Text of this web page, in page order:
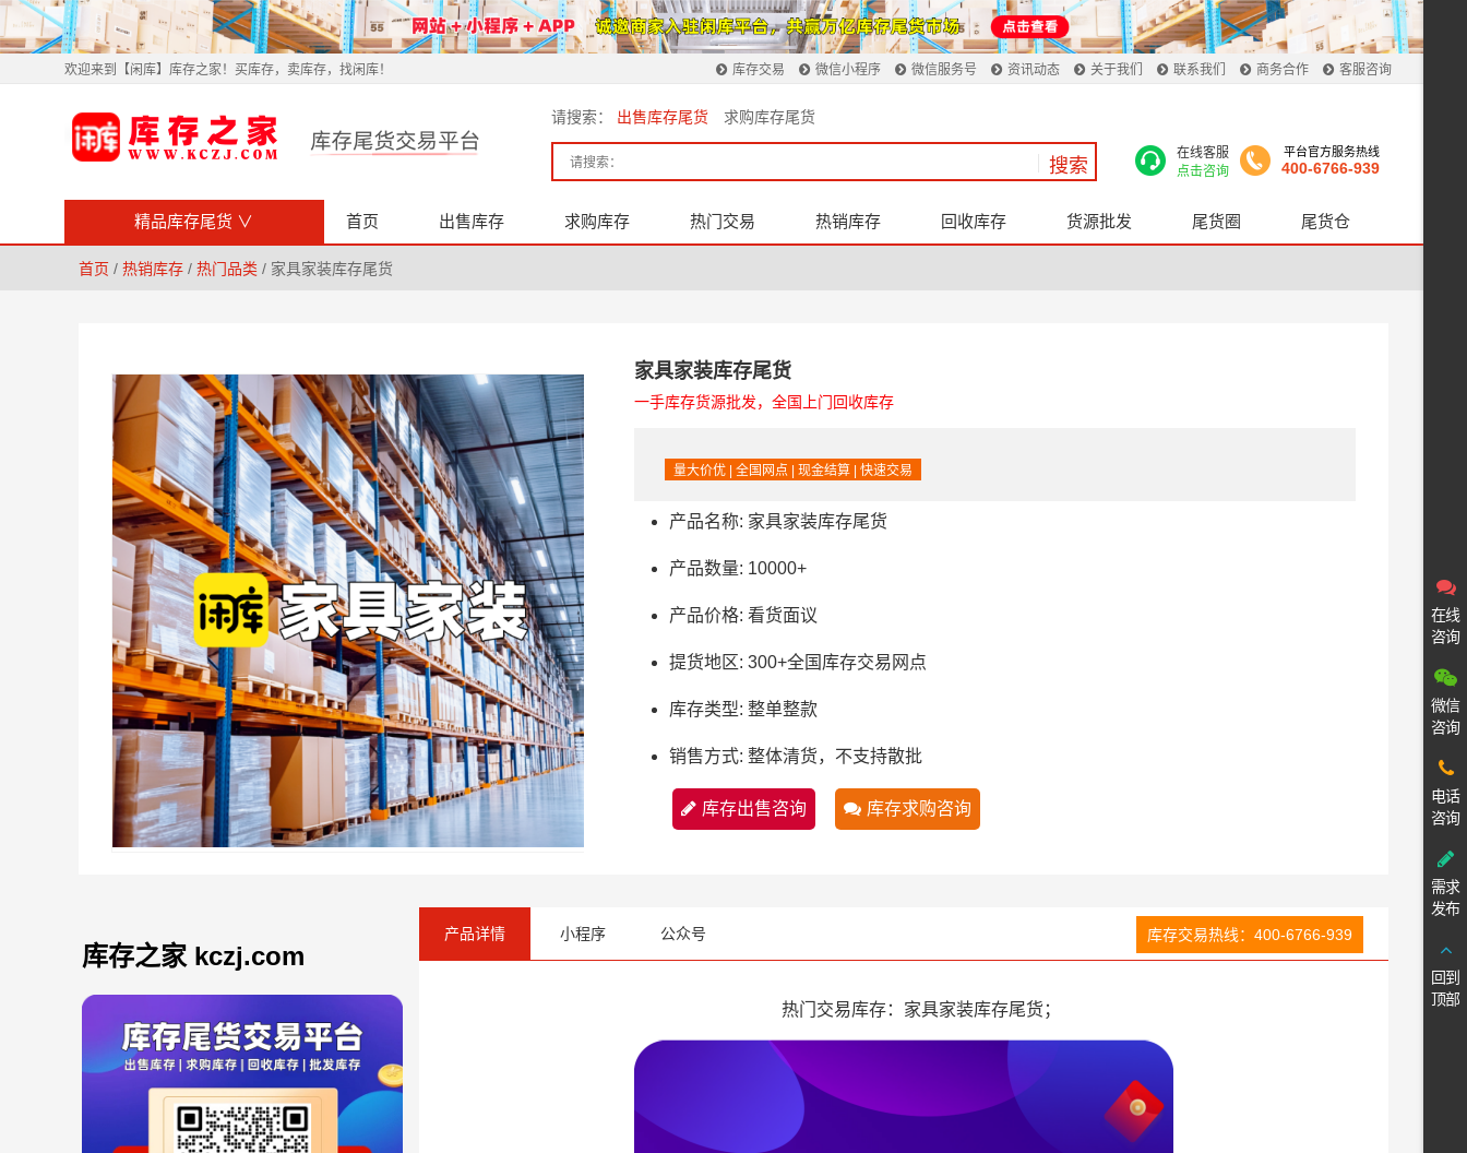
欢迎来到【闲库】库存之家！买库存，卖库存，找闲库！ 库存交易 微信小程序 微信服务号 资讯动态 关于我们 联系我们 商务合作 客服咨询
在线客服
点击咨询
平台官方服务热线
400-6766-939
请搜索： 出售库存尾货 求购库存尾货
精品库存尾货 ∨ 首页 出售库存 求购库存 热门交易 热销库存 回收库存 货源批发 尾货圈 尾货仓
首页 / 热销库存 / 热门品类 / 家具家装库存尾货
家具家装库存尾货
一手库存货源批发，全国上门回收库存
量大价优 | 全国网点 | 现金结算 | 快速交易
产品名称: 家具家装库存尾货
产品数量: 10000+
产品价格: 看货面议
提货地区: 300+全国库存交易网点
库存类型: 整单整款
销售方式: 整体清货，不支持散批
库存出售咨询 库存求购咨询
产品详情 小程序 公众号 库存交易热线：400-6766-939
热门交易库存：家具家装库存尾货；
库存之家 kczj.com
在线
咨询
微信
咨询
电话
咨询
需求
发布
回到
顶部